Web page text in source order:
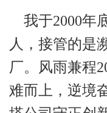
我于2000年
人，接管的是
厂。风雨兼程
难而上，逆境